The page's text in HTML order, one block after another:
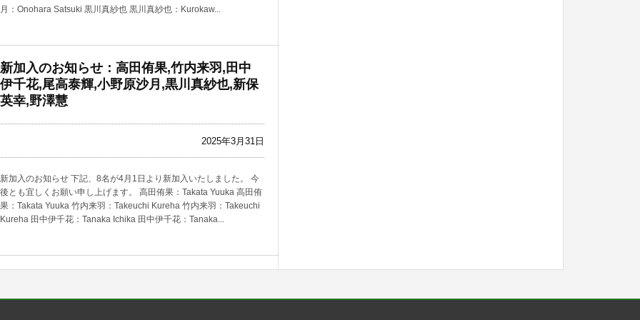
月：Onohara Satsuki 黒川真紗也 黒川真紗也：Kurokaw...
新加入のお知らせ：高田侑果,竹内来羽,田中
伊千花,尾高泰輝,小野原沙月,黒川真紗也,新保
英幸,野澤慧
2025年3月31日
新加入のお知らせ 下記、8名が4月1日より新加入いたしました。 今
後とも宜しくお願い申し上げます。 高田侑果：Takata Yuuka 高田侑
果：Takata Yuuka 竹内来羽：Takeuchi Kureha 竹内来羽：Takeuchi
Kureha 田中伊千花：Tanaka Ichika 田中伊千花：Tanaka...